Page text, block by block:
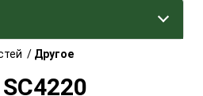
/ Другое